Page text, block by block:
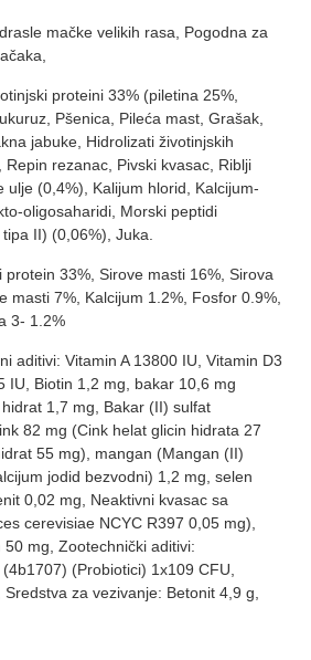
mačke velikih rasa, Pogodna za
proteini 33% (piletina 25%,
Pšenica, Pileća mast, Grašak,
jabuke, Hidrolizati životinjskih
rezanac, Pivski kvasac, Riblji
ulje (0,4%), Kalijum hlorid, Kalcijum-
oligosaharidi, Morski peptidi
II) (0,06%), Juka.
protein 33%, Sirove masti 16%, Sirova
masti 7%, Kalcijum 1.2%, Fosfor 0.9%,
3- 1.2%
aditivi: Vitamin A 13800 IU, Vitamin D3
IU, Biotin 1,2 mg, bakar 10,6 mg
1,7 mg, Bakar (II) sulfat
82 mg (Cink helat glicin hidrata 27
55 mg), mangan (Mangan (II)
jodid bezvodni) 1,2 mg, selen
0,02 mg, Neaktivni kvasac sa
cerevisiae NCYC R397 0,05 mg),
mg, Zootechnički aditivi:
(Probiotici) 1x109 CFU,
za vezivanje: Betonit 4,9 g,